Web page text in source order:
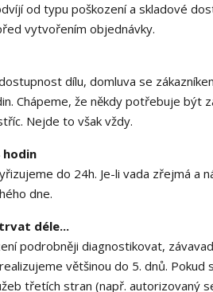
od typu poškození a skladové
vytvořením objednávky.
dílu, domluva se
Chápeme, že někdy potřebuje být
Nejde to však vždy.
hodin
do 24h. Je-li vada zřejmá a
dne.
déle...
podrobněji diagnostikovat,
většinou do 5. dnů. Pokud
třetích stran (např. autorizovaný